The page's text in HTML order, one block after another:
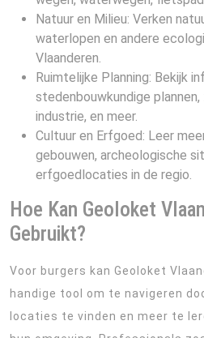
Natuur en Milieu: Verken
waterlopen en andere
Vlaanderen.
Ruimtelijke Planning: Bekijk
stedenbouwkundige
industrie, en meer.
Cultuur en Erfgoed: Leer
gebouwen, archeologische
erfgoedlocaties in de regio.
Hoe Kan Geoloket
Gebruikt?
Voor burgers kan Geoloket
handige tool om te navigeren
locaties te vinden en meer te